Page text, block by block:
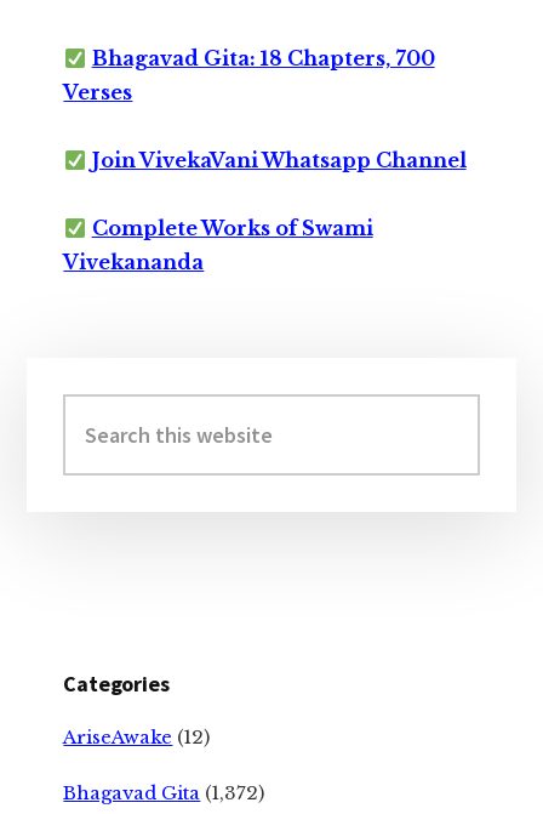
Bhagavad Gita: 18 Chapters, 700
Verses
Join VivekaVani Whatsapp Channel
Complete Works of Swami
Vivekananda
Sidebar
this
website
Categories
AriseAwake (12)
Bhagavad Gita (1,372)